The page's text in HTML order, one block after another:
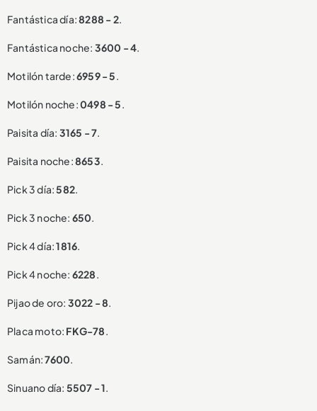
Fantástica día:8288 - 2.
Fantástica noche: 3600 - 4.
Motilón tarde:6959 - 5.
Motilón noche:0498 - 5.
Paisita día: 3165 - 7.
Paisita noche:8653.
Pick 3 día:582.
Pick 3 noche: 650.
Pick 4 día:1816.
Pick 4 noche: 6228.
Pijao de oro: 3022 - 8.
Placa moto: FKG-78.
Samán:7600.
Sinuano día: 5507 - 1.